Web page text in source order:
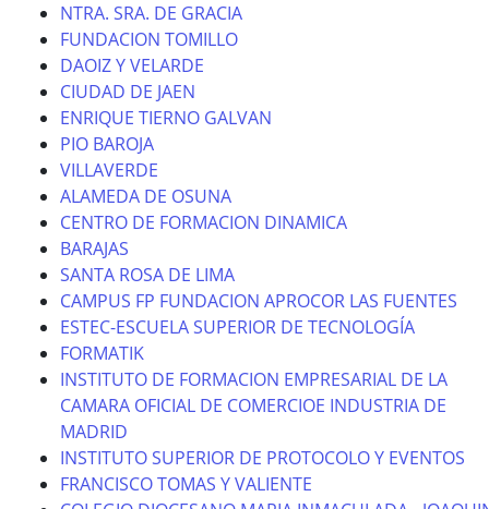
NTRA. SRA. DE GRACIA
FUNDACION TOMILLO
DAOIZ Y VELARDE
CIUDAD DE JAEN
ENRIQUE TIERNO GALVAN
PIO BAROJA
VILLAVERDE
ALAMEDA DE OSUNA
CENTRO DE FORMACION DINAMICA
BARAJAS
SANTA ROSA DE LIMA
CAMPUS FP FUNDACION APROCOR LAS FUENTES
ESTEC-ESCUELA SUPERIOR DE TECNOLOGÍA
FORMATIK
INSTITUTO DE FORMACION EMPRESARIAL DE LA
CAMARA OFICIAL DE COMERCIOE INDUSTRIA DE
MADRID
INSTITUTO SUPERIOR DE PROTOCOLO Y EVENTOS
FRANCISCO TOMAS Y VALIENTE